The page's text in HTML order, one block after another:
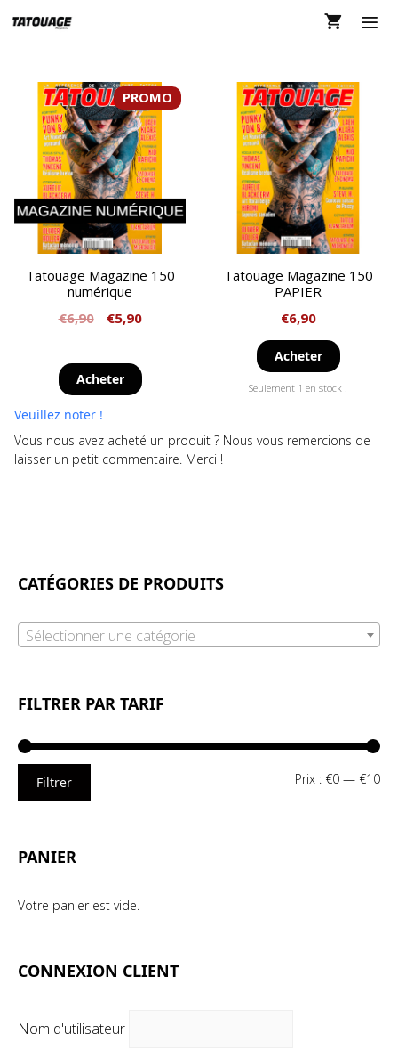
au
PROMO
Tatouage Magazine 150
numérique
€6,90 €5,90
Acheter
Tatouage Magazine 150
PAPIER
€6,90
Acheter
Seulement 1 en stock !
Veuillez noter !
Vous nous avez acheté un produit ? Nous vous remercions de
laisser un petit commentaire. Merci !
CATÉGORIES DE PRODUITS
Sélectionner une catégorie
FILTRER PAR TARIF
Filtrer Prix : €0 — €10
PANIER
Votre panier est vide.
CONNEXION CLIENT
Nom d'utilisateur